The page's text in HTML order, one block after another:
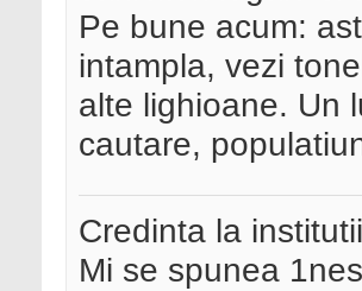
Pe bune acum:
intampla, vezi
alte lighioane. Un
cautare,
Credinta la
Mi se spunea